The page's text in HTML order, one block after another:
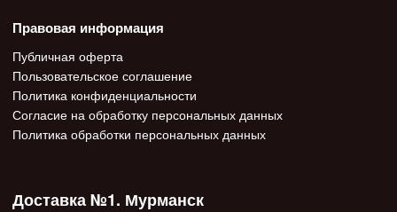
Правовая информация
Публичная оферта
Пользовательское соглашение
Политика конфиденциальности
Согласие на обработку персональных данных
Политика обработки персональных данных
Доставка №1. Мурманск